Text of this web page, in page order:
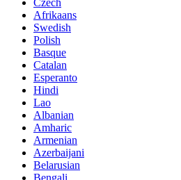
Czech
Afrikaans
Swedish
Polish
Basque
Catalan
Esperanto
Hindi
Lao
Albanian
Amharic
Armenian
Azerbaijani
Belarusian